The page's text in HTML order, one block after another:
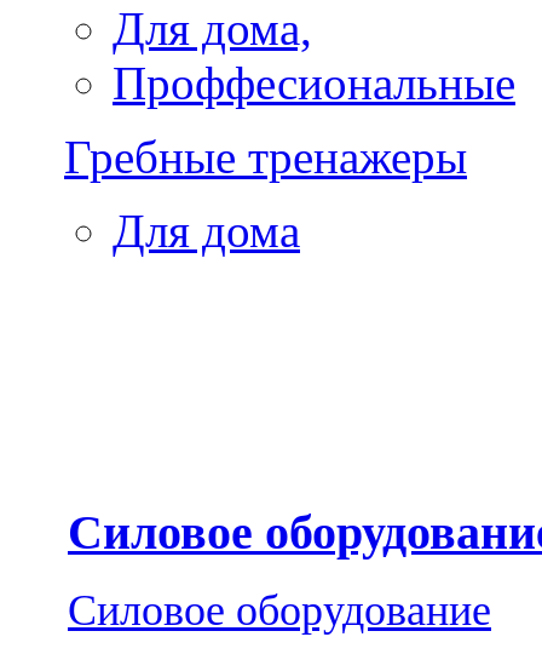
Для дома,
Проффесиональные
Гребные тренажеры
Для дома
Силовое
Силовое оборудование